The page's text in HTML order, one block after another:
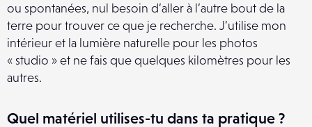
ou spontanées, nul besoin d’aller à l’autre bout de la
terre pour trouver ce que je recherche. J’utilise mon
intérieur et la lumière naturelle pour les photos
« studio » et ne fais que quelques kilomètres pour les
autres.
Quel matériel utilises-tu dans ta pratique ?